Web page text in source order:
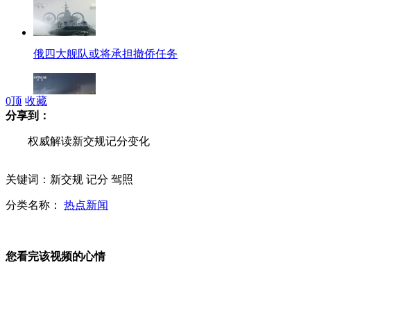
俄四大舰队或将承担撤侨任务
四人得分过20 火箭爆冷大胜公牛
0顶 收藏
分享到：
权威解读新交规记分变化
关键词：新交规 记分 驾照
分类名称： 热点新闻
您看完该视频的心情